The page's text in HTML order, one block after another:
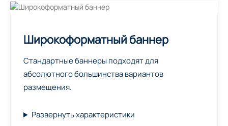
Широкоформатный баннер
Стандартные баннеры подходят для
абсолютного большинства вариантов
размещения.
Развернуть характеристики